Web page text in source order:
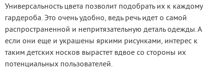
Универсальность цвета позволит подобрать их к каждому
гардероба. Это очень удобно, ведь речь идет о самой
распространенной и непритязательную деталь одежды. А
если они еще и украшены яркими рисунками, интерес к
таким детских носков вырастет вдвое со стороны их
потенциальных пользователей.